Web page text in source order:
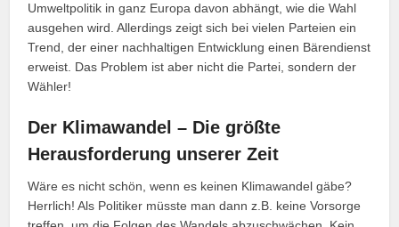
Umweltpolitik in ganz Europa davon abhängt, wie die Wahl
ausgehen wird. Allerdings zeigt sich bei vielen Parteien ein
Trend, der einer nachhaltigen Entwicklung einen Bärendienst
erweist. Das Problem ist aber nicht die Partei, sondern der
Wähler!
Der Klimawandel – Die größte
Herausforderung unserer Zeit
Wäre es nicht schön, wenn es keinen Klimawandel gäbe?
Herrlich! Als Politiker müsste man dann z.B. keine Vorsorge